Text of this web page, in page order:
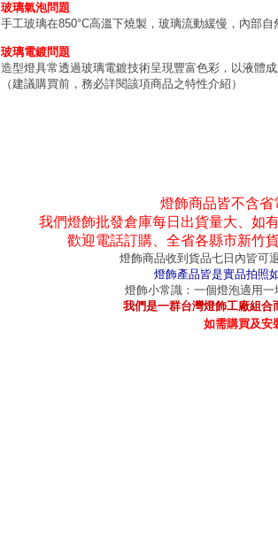
玻璃氣泡問題
手工玻璃在850°C高溫下燒製，玻璃流動緩慢，內部
玻璃電鍍問題
造型燈具常透過玻璃電鍍技術呈現豐富色彩，以液體
（建議購買前，務必詳閱該項商品之特性介紹）
燈飾商品皆不含
我們燈飾批發倉庫每日出貨量大、如
歡迎電話訂購、全省各縣市新竹
燈飾商品收到貨品七日內皆可
燈飾產品皆是實品拍照
燈飾小常識：一個燈泡適用
我們是一群台灣燈飾工廠組
如需購買及安